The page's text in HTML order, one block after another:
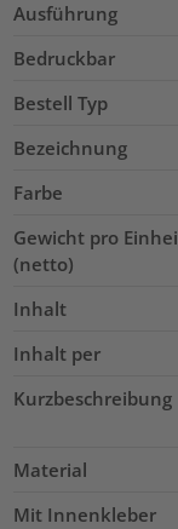
Ausführung
Bedruckbar
Bestell Typ
Bezeichnung
Farbe
Gewicht pro
(netto)
Inhalt
Inhalt per
Kurzbeschreibung
Material
Mit Innenkleber